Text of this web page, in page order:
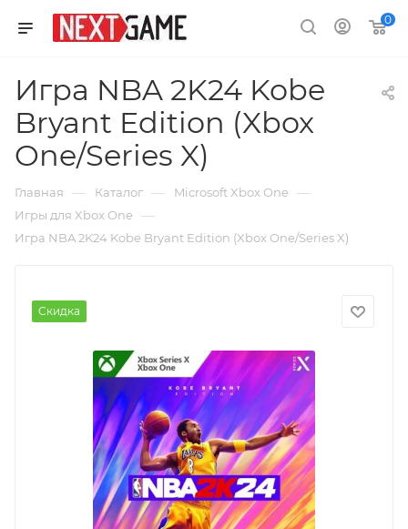
0
Игра NBA 2K24 Kobe
Bryant Edition (Xbox
One/Series X)
Главная — Каталог — Microsoft Xbox One —
Игры для Xbox One —
Игра NBA 2K24 Kobe Bryant Edition (Xbox One/Series X)
Скидка